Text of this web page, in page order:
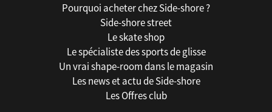
Pourquoi acheter chez Side-shore ?
Side-shore street
Le skate shop
Le spécialiste des sports de glisse
Un vrai shape-room dans le magasin
Les news et actu de Side-shore
Les Offres club